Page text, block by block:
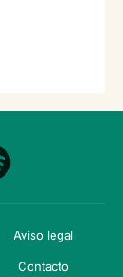
Aviso legal
Contacto